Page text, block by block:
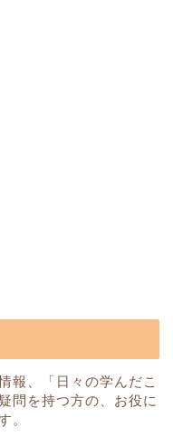
報、「日々の学んだこ
問を持つ方の、お役に
。